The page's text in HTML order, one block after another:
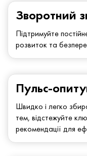
Зворотний
Підтримуйте
розвиток та
Пульс-
Швидко і легко
тем, відстежуйте
рекомендації для